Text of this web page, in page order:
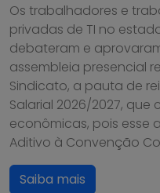
Os trabalhadores e
privadas de TI no
debateram e
assembleia presencial
Sindicato, a pauta de
Salarial 2026/2027,
econômicas, pois esse
Aditivo à Convenção
Saiba mais